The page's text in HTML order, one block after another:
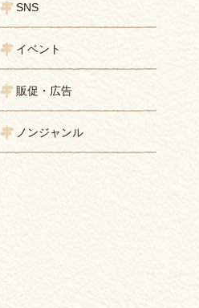
SNS
イベント
販促・広告
ノンジャンル